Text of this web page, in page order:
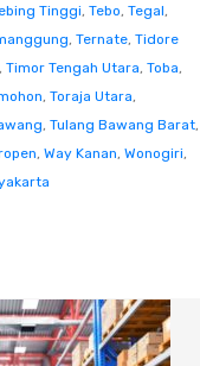
Tinggi, Tebo, Tegal,
, Ternate, Tidore
, Timor Tengah Utara, Toba,
, Toraja Utara,
, Tulang Bawang Barat,
, Way Kanan, Wonogiri,